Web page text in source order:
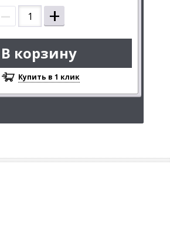
– +
В корзину
Купить в 1 клик